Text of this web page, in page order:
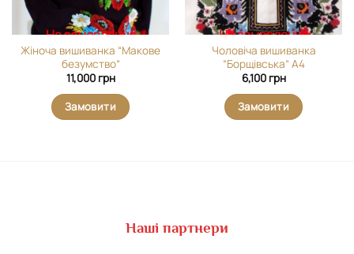
На замовлення
Жіноча вишиванка “Макове
безумство”
11,000 грн
Замовити
На замовлення
Чоловіча вишиванка
“Борщівська” А4
6,100 грн
Замовити
Наші партнери